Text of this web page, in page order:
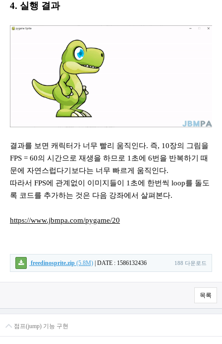
4. 실행 결과
결과를 보면 캐릭터가 너무 빨리 움직인다. 즉, 10장의 그림을
FPS = 60의 시간으로 재생을 하므로 1초에 6번을 반복하기 때
문에 자연스럽다기보다는 너무 빠르게 움직인다.
따라서 FPS에 관계없이 이미지들이 1초에 한번씩 loop를 돌도
록 코드를 추가하는 것은 다음 강좌에서 살펴본다.
https://www.jbmpa.com/pygame/20
freedinosprite.zip (5.8M) 188 다운로드
DATE : 1586132436
목록
점프(jump) 기능 구현